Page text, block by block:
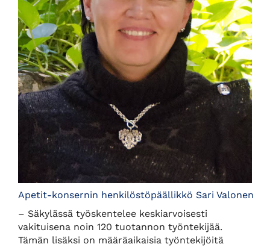
Apetit-konsernin henkilöstöpäällikkö Sari Valonen
– Säkylässä työskentelee keskiarvoisesti
vakituisena noin 120 tuotannon työntekijää.
Tämän lisäksi on määräaikaisia työntekijöitä